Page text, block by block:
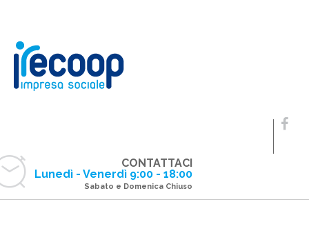
CONTATTACI
Lunedì - Venerdì 9:00 - 18:00
Sabato e Domenica Chiuso